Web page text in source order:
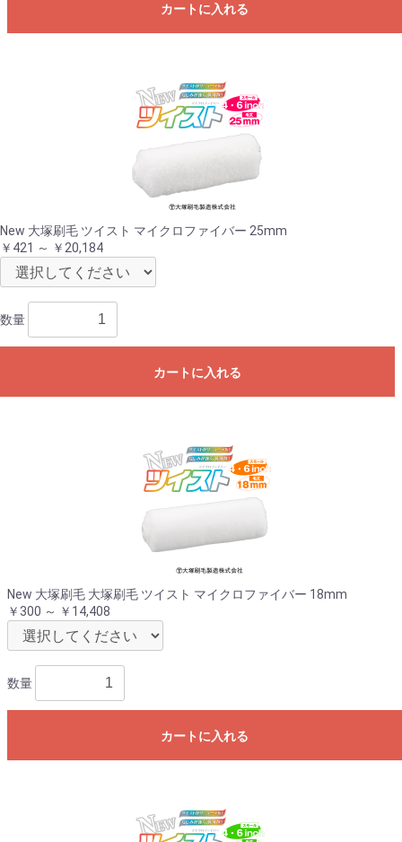
カートに入れる
New 大塚刷毛 ツイスト マイクロファイバー 25mm
￥421 ～ ￥20,184
数量
カートに入れる
New 大塚刷毛 大塚刷毛 ツイスト マイクロファイバー 18mm
￥300 ～ ￥14,408
数量
カートに入れる